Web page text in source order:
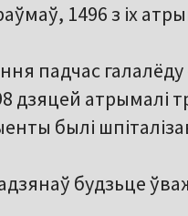
1496 з іх
падчас галалёду
дзяцей атрымалі
былі
будзьце